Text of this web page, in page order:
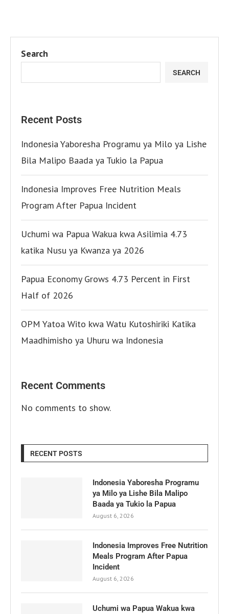
Search
SEARCH
Recent Posts
Indonesia Yaboresha Programu ya Milo ya Lishe
Bila Malipo Baada ya Tukio la Papua
Indonesia Improves Free Nutrition Meals
Program After Papua Incident
Uchumi wa Papua Wakua kwa Asilimia 4.73
katika Nusu ya Kwanza ya 2026
Papua Economy Grows 4.73 Percent in First
Half of 2026
OPM Yatoa Wito kwa Watu Kutoshiriki Katika
Maadhimisho ya Uhuru wa Indonesia
Recent Comments
No comments to show.
RECENT POSTS
Indonesia Yaboresha Programu
ya Milo ya Lishe Bila Malipo
Baada ya Tukio la Papua
August 6, 2026
Indonesia Improves Free Nutrition
Meals Program After Papua
Incident
August 6, 2026
Uchumi wa Papua Wakua kwa